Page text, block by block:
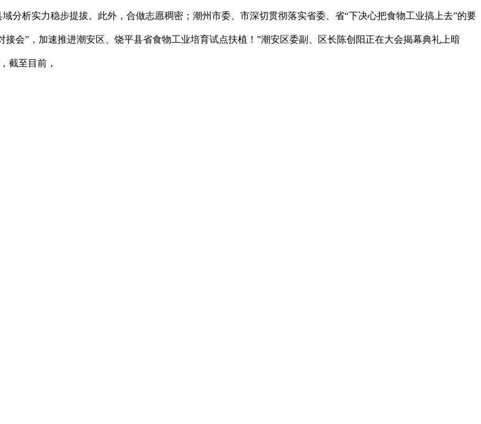
分析实力稳步提拔。此外，合做志愿稠密；潮州市委、市深切贯彻落实省委、省“下决心把食物工业搞上去”的要
会”，加速推进潮安区、饶平县省食物工业培育试点扶植！”潮安区委副、区长陈创阳正在大会揭幕典礼上暗
截至目前，